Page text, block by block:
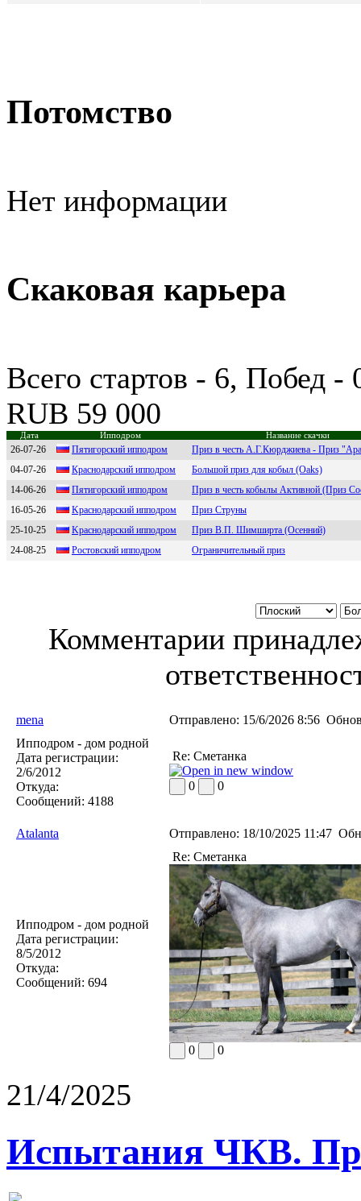
Потомство
Нет информации
Скаковая карьера
Всего стартов - 6, Побед
RUB 59 000
Дата Ипподром Название скачки
26-07-26 Пятигоpский ипподpом
Приз в честь А.Г.Кюрджиева - Приз
04-07-26
Крaснoдaрский иппoдрoм
Большой приз для кобыл (Oaks)
14-06-26
Пятигоpcкий ипподpом
Приз в честь кобылы Активной (Приз
16-05-26
Kpаcнoдаpcкий иппoдpoм
Приз Струны
25-10-25
Kраснодарский ипподром
Приз В.П. Шимширта (Осенний)
24-08-25
Pостовский ипподpом Ограничительный приз
Комментарии
mena Отправлено: 15/6/2026 8:56
Ипподром - дом родной
Дата регистрации:
2/6/2012
Откуда:
Сообщений: 4188
Re: Сметанка
0 0
Atalanta Отправлено: 18/10/2025 11:47
Ипподром - дом родной
Дата регистрации:
8/5/2012
Откуда:
Сообщений: 694
Re: Сметанка
0 0
21/4/2025
Испытания ЧКВ.